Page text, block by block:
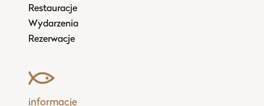
Restauracje
Wydarzenia
Rezerwacje
informacje